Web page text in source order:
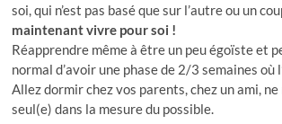
soi, qui n’est pas basé que sur l’autre ou un
maintenant vivre pour soi !
Réapprendre même à être un peu égoïste et
normal d’avoir une phase de 2/3 semaines où
Allez dormir chez vos parents, chez un ami,
seul(e) dans la mesure du possible.